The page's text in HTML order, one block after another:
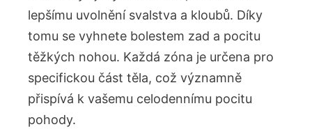
lepšímu uvolnění svalstva a kloubů. Díky
tomu se vyhnete bolestem zad a pocitu
těžkých nohou. Každá zóna je určena pro
specifickou část těla, což významně
přispívá k vašemu celodennímu pocitu
pohody.